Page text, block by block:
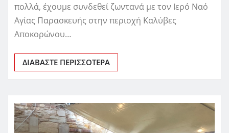
πολλά, έχουμε συνδεθεί ζωντανά με τον Ιερό Ναό
Αγίας Παρασκευής στην περιοχή Καλύβες
Αποκορώνου…
ΔΙΑΒΆΣΤΕ ΠΕΡΙΣΣΌΤΕΡΑ